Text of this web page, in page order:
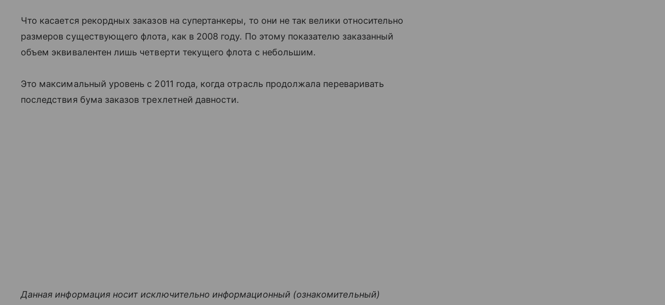
Что касается рекордных заказов на супертанкеры, то они не так велики относительно
размеров существующего флота, как в 2008 году. По этому показателю заказанный
объем эквивалентен лишь четверти текущего флота с небольшим.
Это максимальный уровень с 2011 года, когда отрасль продолжала переваривать
последствия бума заказов трехлетней давности.
Данная информация носит исключительно информационный (ознакомительный)